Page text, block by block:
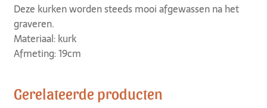
Deze kurken worden steeds mooi afgewassen na het
graveren.
Materiaal: kurk
Afmeting: 19cm
Gerelateerde producten